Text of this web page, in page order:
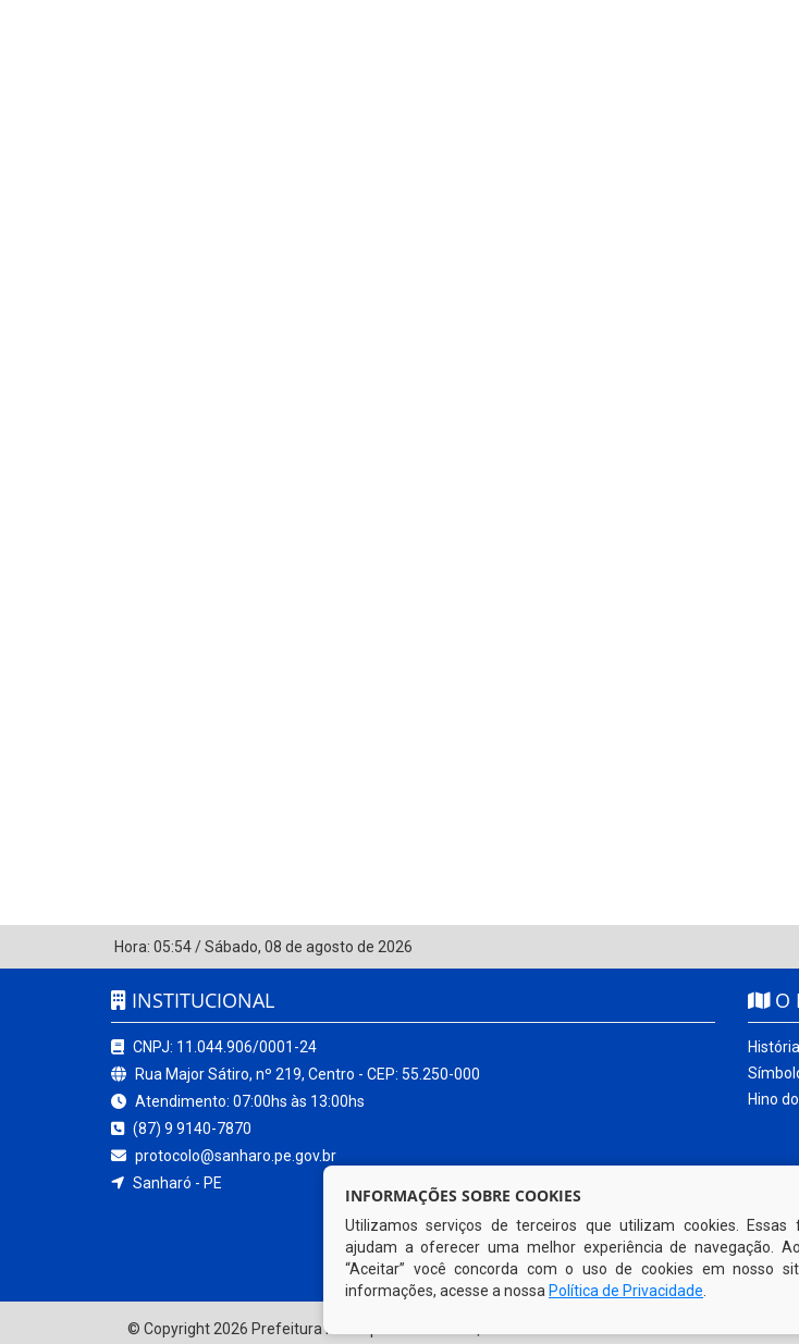
Hora: 05:54/Sábado, 08 de agosto de 2026
INSTITUCIONAL
CNPJ: 11.044.906/0001-24
Rua Major Sátiro, nº 219, Centro - CEP: 55.250-000
Atendimento: 07:00hs às 13:00hs
(87) 9 9140-7870
protocolo@sanharo.pe.gov.br
Sanharó - PE
O
Hino
© Copyright 2026 Prefeitura Municipal de Sanharó | Todos os direitos reservados
INFORMAÇÕES SOBRE COOKIES
Utilizamos serviços de terceiros que utilizam cookies. Essas
ajudam a oferecer uma melhor experiência de navegação.
“Aceitar” você concorda com o uso de cookies em nosso
informações, acesse a nossa Política de Privacidade